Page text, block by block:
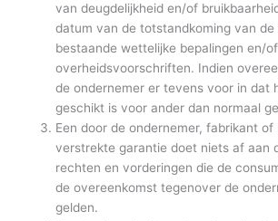
van deugdelijkheid en/of
datum van de totstandkoming van
bestaande wettelijke bepalingen en/of
overheidsvoorschriften. Indien
de ondernemer er tevens voor in dat
geschikt is voor ander dan normaal
Een door de ondernemer, fabrikant of
verstrekte garantie doet niets af aan
rechten en vorderingen die de
de overeenkomst tegenover de
gelden.